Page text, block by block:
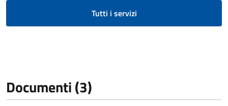
Tutti i servizi
Documenti (3)